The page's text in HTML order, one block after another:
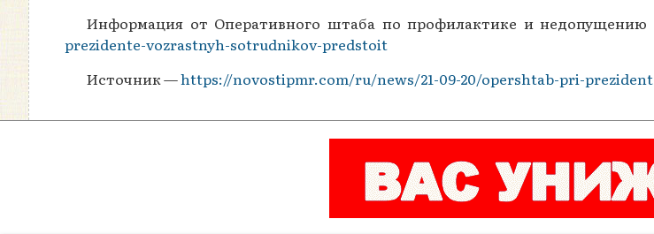
Информация от Оперативного штаба по профилактике и недопущению
prezidente-vozrastnyh-sotrudnikov-predstoit
Источник —https://novostipmr.com/ru/news/21-09-20/opershtab-pri-